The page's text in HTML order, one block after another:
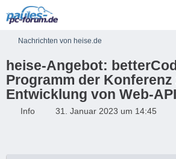
Nachrichten von heise.de
heise-Angebot:
Programm der Konferenz
Entwicklung von Web-
Info 31. Januar 2023 um 14:45